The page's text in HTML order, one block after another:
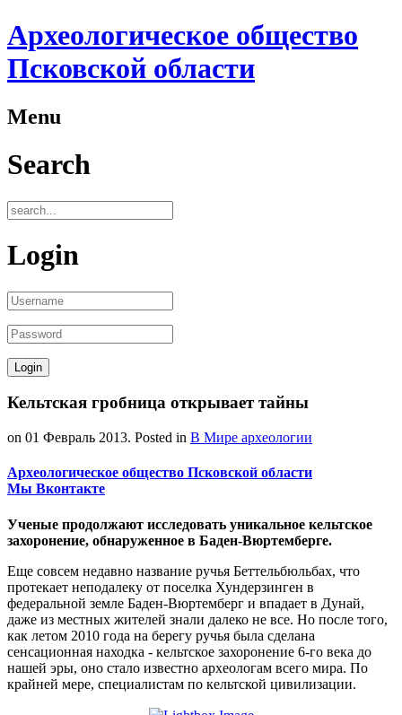
Археологическое общество
Псковской области
Menu
Search
Login
Кельтская гробница открывает тайны
on 01 Февраль 2013. Posted in В Мире археологии
Археологическое общество Псковской области
Мы Вконтакте
Ученые продолжают исследовать уникальное кельтское
захоронение, обнаруженное в Баден-Вюртемберге.
Еще совсем недавно название ручья Беттельбюльбах, что
протекает неподалеку от поселка Хундерзинген в
федеральной земле Баден-Вюртемберг и впадает в Дунай,
даже из местных жителей знали далеко не все. Но после того,
как летом 2010 года на берегу ручья была сделана
сенсационная находка - кельтское захоронение 6-го века до
нашей эры, оно стало известно археологам всего мира. По
крайней мере, специалистам по кельтской цивилизации.